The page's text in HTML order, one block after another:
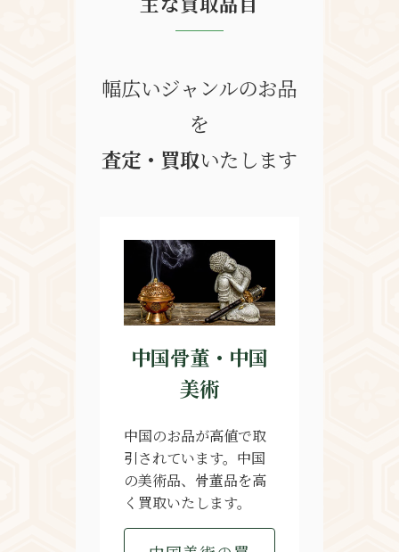
幅広いジャンルのお品
を
査定・買取いたします
中国骨董・中国
美術
中国のお品が高値で取
引されています。中国
の美術品、骨董品を高
く買取いたします。